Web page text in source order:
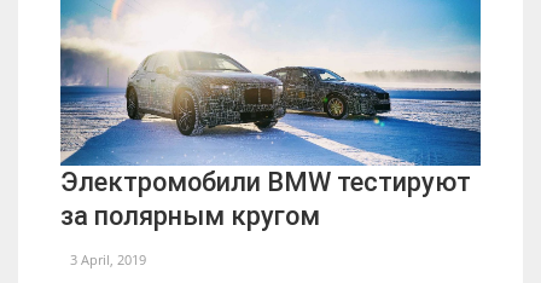
Электромобили BMW тестируют
за полярным кругом
3 April, 2019